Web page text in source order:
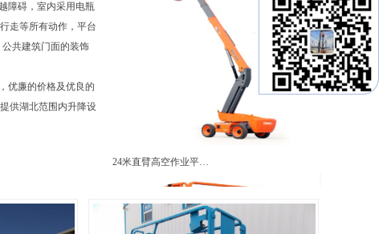
24米直臂高空作业平…
障碍，室内采用电瓶
走等所有动作，平台
共建筑门面的装饰
优廉的价格及优良的
供湖北范围内升降设